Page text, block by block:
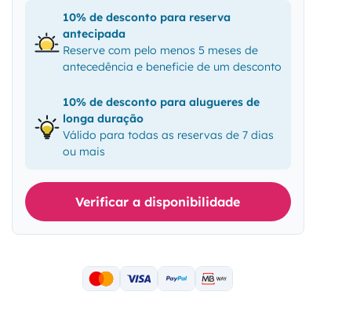
10% de desconto para reserva
antecipada
Reserve com pelo menos 5 meses de
antecedência e beneficie de um desconto
10% de desconto para alugueres de
longa duração
Válido para todas as reservas de 7 dias
ou mais
Verificar a disponibilidade